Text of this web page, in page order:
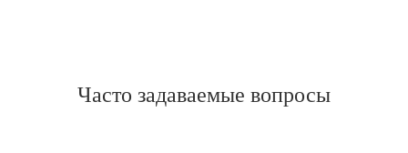
Часто задаваемые вопросы